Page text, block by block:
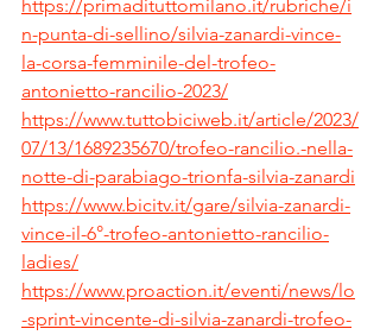
https://primadituttomilano.it/rubriche/i
n-punta-di-sellino/silvia-zanardi-vince-
la-corsa-femminile-del-trofeo-
antonietto-rancilio-2023/
https://www.tuttobiciweb.it/article/2023/
07/13/1689235670/trofeo-rancilio.-nella-
notte-di-parabiago-trionfa-silvia-zanardi
https://www.bicitv.it/gare/silvia-zanardi-
vince-il-6°-trofeo-antonietto-rancilio-
ladies/
https://www.proaction.it/eventi/news/lo
-sprint-vincente-di-silvia-zanardi-trofeo-